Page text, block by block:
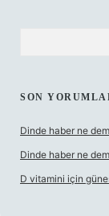
SON
Dinde haber ne
Dinde haber ne
D vitamini için